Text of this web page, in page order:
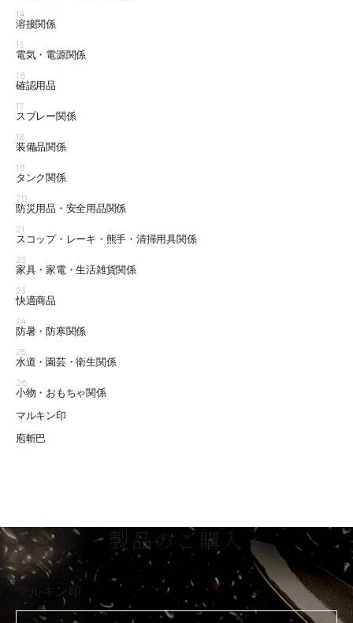
14
溶接関係
15
電気・電源関係
16
確認用品
17
スプレー関係
18
装備品関係
19
タンク関係
20
防災用品・安全用品関係
21
スコップ・レーキ・熊手・清掃用具関係
22
家具・家電・生活雑貨関係
23
快適商品
24
防暑・防寒関係
25
水道・園芸・衛生関係
26
小物・おもちゃ関係
マルキン印
庖斬巴
製品のご購入
マルキン印